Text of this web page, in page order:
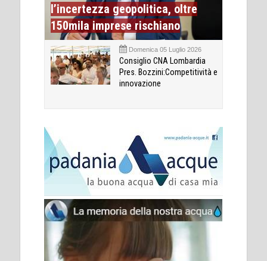
l’incertezza geopolitica, oltre
150mila imprese rischiano
Domenica 05 Luglio 2026
Consiglio CNA Lombardia
Pres. Bozzini:Competitività e
innovazione